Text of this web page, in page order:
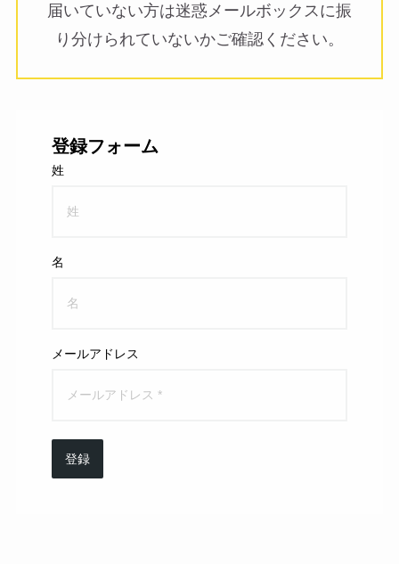
届いていない方は迷惑メールボックスに振
り分けられていないかご確認ください。
登録フォーム
姓
名
メールアドレス
登録